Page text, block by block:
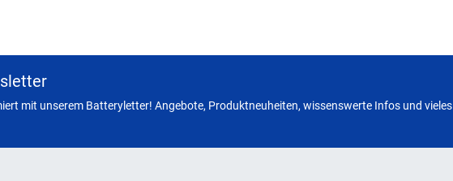
mit unserem Batteryletter! Angebote, Produktneuheiten, wissenswerte Infos und vieles